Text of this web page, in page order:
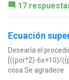
17
Ecuación
Desearía el
[((por^2)-6x+10)/
cosa Se agradece